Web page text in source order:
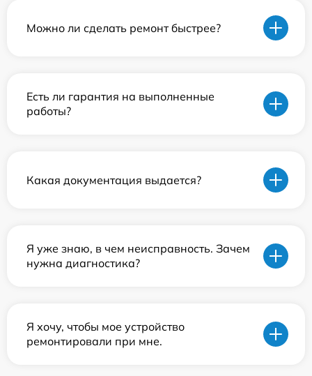
Можно ли сделать ремонт быстрее?
Есть ли гарантия на выполненные
работы?
Какая документация выдается?
Я уже знаю, в чем неисправность. Зачем
нужна диагностика?
Я хочу, чтобы мое устройство
ремонтировали при мне.